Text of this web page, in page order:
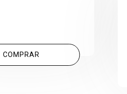
COMPRAR